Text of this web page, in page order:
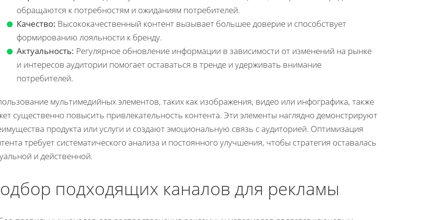
обращаются к потребностям и ожиданиям потребителей.
Качество: Высококачественный контент вызывает большее доверие и способствует
формированию лояльности к бренду.
Актуальность: Регулярное обновление информации в зависимости от изменений на рынке
и интересов аудитории помогает оставаться в тренде и удерживать внимание
потребителей.
мультимедийных элементов, таких как изображения, видео или инфографика, также
существенно повысить привлекательность контента. Эти элементы наглядно демонстрируют
продукта или услуги и создают эмоциональную связь с аудиторией. Оптимизация
требует систематического анализа и постоянного улучшения, чтобы стратегия оставалась
и действенной.
подходящих каналов для рекламы